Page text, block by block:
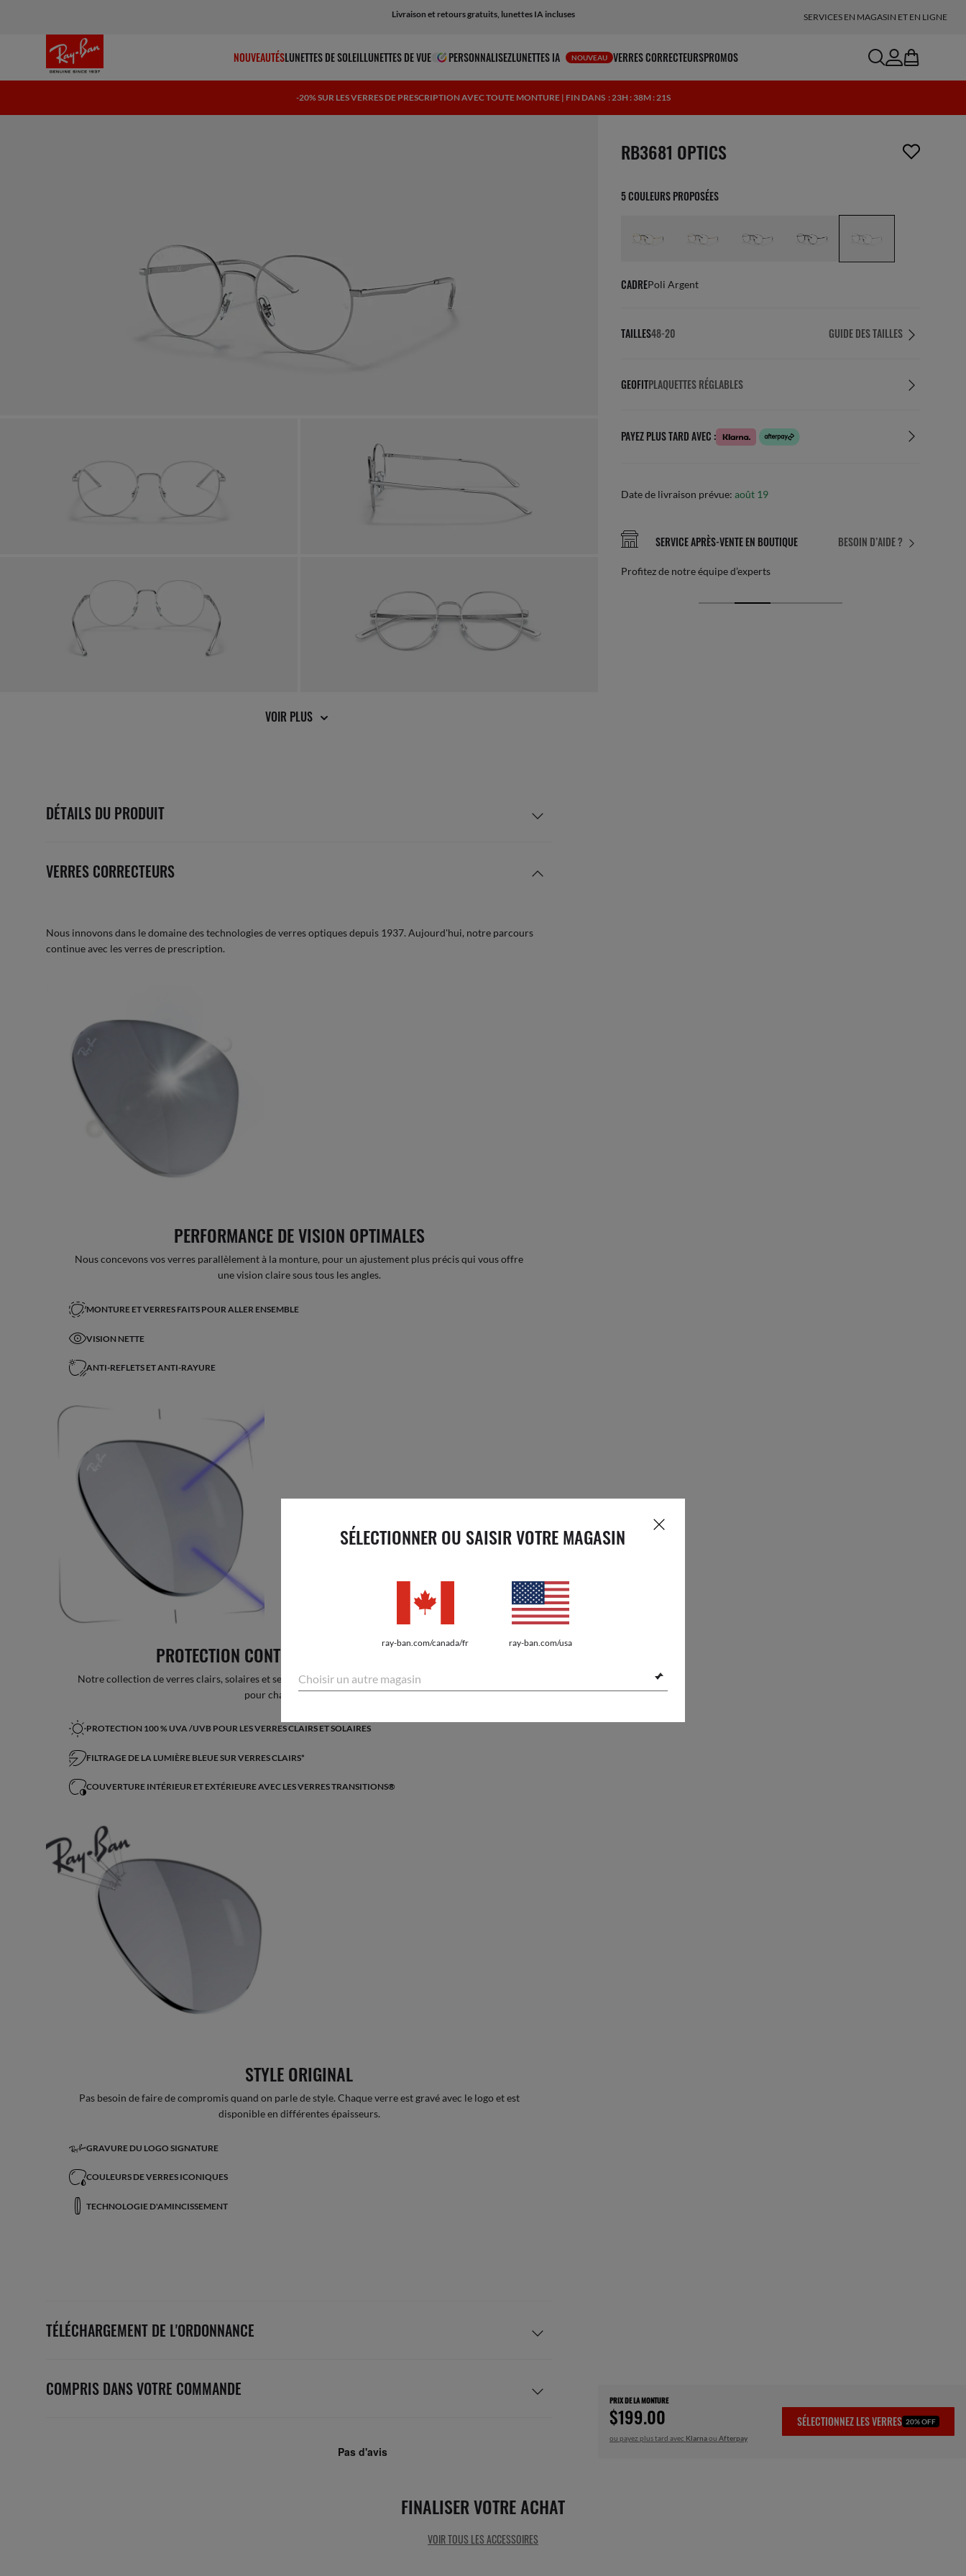
Livraison et retours gratuits, lunettes IA incluses SERVICES EN MAGASIN ET EN LIGNE
NOUVEAUTÉSLUNETTES DE SOLEILLUNETTES DE VUE PERSONNALISEZLUNETTES IA NOUVEAU VERRES CORRECTEURSPROMOS searchaccount
bag
-20% SUR LES VERRES DE PRESCRIPTION AVEC TOUTE MONTURE | FIN DANS : 23H : 38M : 20S
SÉLECTIONNER OU SAISIR VOTRE MAGASIN
ray-ban.com/canada/fr ray-ban.com/usa
Choisir un autre magasin
VOIR PLUS
DÉTAILS DU PRODUIT
VERRES CORRECTEURS
Nous innovons dans le domaine des technologies de verres optiques depuis 1937. Aujourd'hui, notre parcours
continue avec les verres de prescription.
PERFORMANCE DE VISION OPTIMALES
Nous concevons vos verres parallèlement à la monture, pour un ajustement plus précis qui vous offre
une vision claire sous tous les angles.
MONTURE ET VERRES FAITS POUR ALLER ENSEMBLE
VISION NETTE
ANTI-REFLETS ET ANTI-RAYURE
PROTECTION CONTRE LA LUMIÈRE AVANCÉE
Notre collection de verres clairs, solaires et sensibles à la lumière présente les dernières innovations
pour chaque style de vie.
PROTECTION 100 % UVA /UVB POUR LES VERRES CLAIRS ET SOLAIRES
FILTRAGE DE LA LUMIÈRE BLEUE SUR VERRES CLAIRS*
COUVERTURE INTÉRIEUR ET EXTÉRIEURE AVEC LES VERRES TRANSITIONS®
STYLE ORIGINAL
Pas besoin de faire de compromis quand on parle de style. Chaque verre est gravé avec le logo et est
disponible en différentes épaisseurs.
GRAVURE DU LOGO SIGNATURE
COULEURS DE VERRES ICONIQUES
TECHNOLOGIE D'AMINCISSEMENT
TÉLÉCHARGEMENT DE L'ORDONNANCE
COMPRIS DANS VOTRE COMMANDE
1 article a été retiré de votre liste de souhaits
RB3681 OPTICS
5 COULEURS PROPOSÉES
CADREPoli Argent
TAILLES48-20 GUIDE DES TAILLES
GEOFITPLAQUETTES RÉGLABLES
PAYEZ PLUS TARD AVEC :
Date de livraison prévue: août 19
BESOIN D’AIDE ?
SERVICE APRÈS-VENTE EN BOUTIQUE
Profitez de notre équipe d’experts
PRIX DE LA MONTURE
$199.00
ou payez plus tard avec Klarnaou Afterpay
SÉLECTIONNEZ LES VERRES 20% OFF
FINALISER VOTRE ACHAT
VOIR TOUS LES ACCESSOIRES